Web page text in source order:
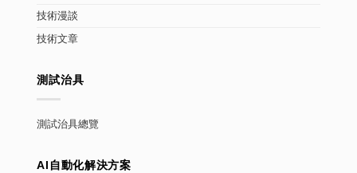
技術漫談
技術文章
測試治具
測試治具總覽
AI自動化解決方案